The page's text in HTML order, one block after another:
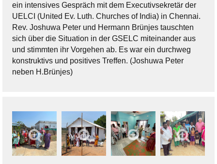
ein intensives Gespräch mit dem Executivsekretär der
UELCI (United Ev. Luth. Churches of India) in Chennai.
Rev. Joshuwa Peter und Hermann Brünjes tauschten
sich über die Situation in der GSELC miteinander aus
und stimmten ihr Vorgehen ab. Es war ein durchweg
konstruktivs und positives Treffen. (Joshuwa Peter
neben H.Brünjes)